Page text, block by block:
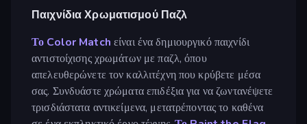
Παιχνίδια Χρωματισμού Παζλ
Το Color Match είναι ένα δημιουργικό παιχνίδι
αντιστοίχισης χρωμάτων με παζλ, όπου
απελευθερώνετε τον καλλιτέχνη που κρύβετε μέσα
σας. Συνδυάστε χρώματα επιδέξια για να ζωντανέψετε
τρισδιάστατα αντικείμενα, μετατρέποντας το καθένα